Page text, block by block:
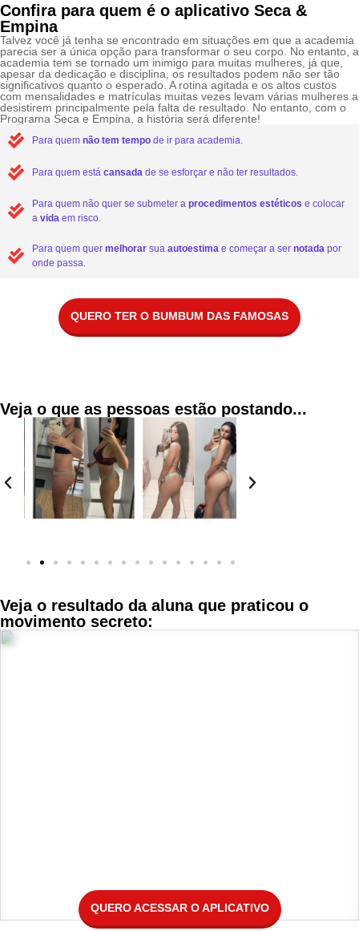
Confira para quem é o aplicativo Seca &
Empina
Talvez você já tenha se encontrado em situações em que a academia
parecia ser a única opção para transformar o seu corpo. No entanto, a
academia tem se tornado um inimigo para muitas mulheres, já que,
apesar da dedicação e disciplina, os resultados podem não ser tão
significativos quanto o esperado. A rotina agitada e os altos custos
com mensalidades e matrículas muitas vezes levam várias mulheres a
desistirem principalmente pela falta de resultado. No entanto, com o
Programa Seca e Empina, a história será diferente!
Para quem não tem tempo de ir para academia.
Para quem está cansada de se esforçar e não ter resultados.
Para quem não quer se submeter a procedimentos estéticos e colocar
a vida em risco.
Para quem quer melhorar sua autoestima e começar a ser notada por
onde passa.
QUERO TER O BUMBUM DAS FAMOSAS
Veja o que as pessoas estão postando...
Veja o resultado da aluna que praticou o
movimento secreto:
QUERO ACESSAR O APLICATIVO